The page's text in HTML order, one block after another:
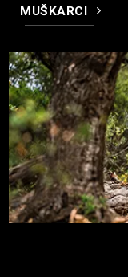
MUŠKARCI